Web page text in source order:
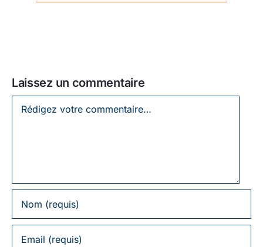
Laissez un commentaire
Laissez